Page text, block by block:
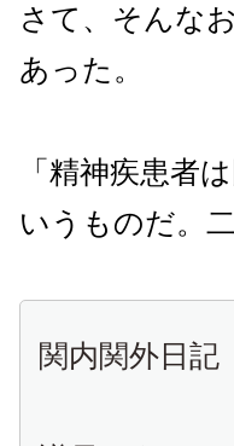
さて、そんな
あった。
「精神疾患者
いうものだ。
関内関外日記